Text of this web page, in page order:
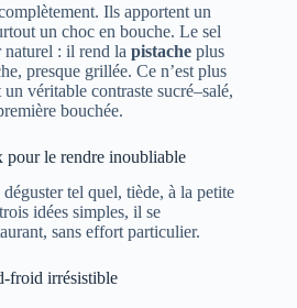
Ils apportent un
un choc en bouche. Le sel
: il rend la pistache plus
presque grillée. Ce n’est plus
véritable contraste sucré–salé,
bouchée.
pour le rendre inoubliable
tel quel, tiède, à la petite
idées simples, il se
sans effort particulier.
froid irrésistible